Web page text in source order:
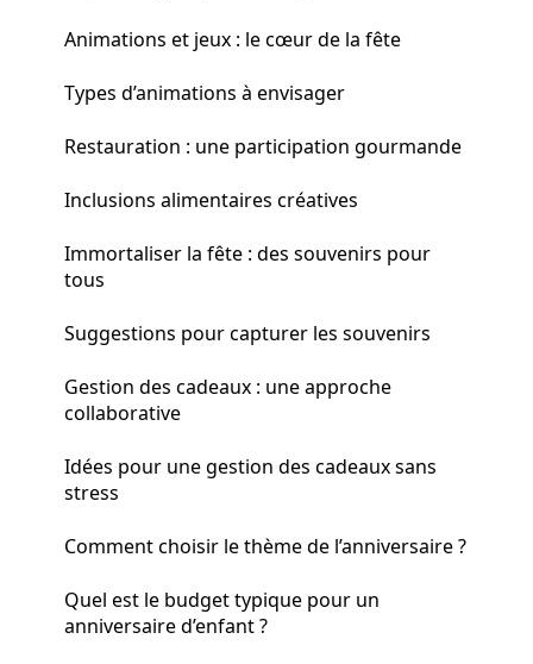
Animations et jeux : le cœur de la fête
Types d’animations à envisager
Restauration : une participation gourmande
Inclusions alimentaires créatives
Immortaliser la fête : des souvenirs pour
tous
Suggestions pour capturer les souvenirs
Gestion des cadeaux : une approche
collaborative
Idées pour une gestion des cadeaux sans
stress
Comment choisir le thème de l’anniversaire ?
Quel est le budget typique pour un
anniversaire d’enfant ?